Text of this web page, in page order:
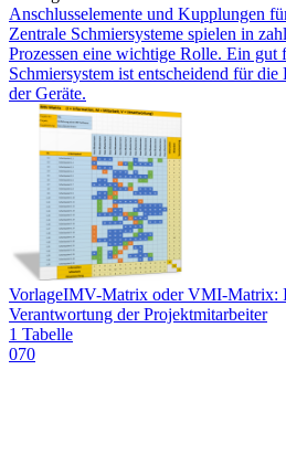
Anschlusselemente und Kupplungen
Zentrale Schmiersysteme spielen in
Prozessen eine wichtige Rolle. Ein gut
Schmiersystem ist entscheidend für
der Geräte.
VorlageIMV-Matrix oder VMI-Matrix:
Verantwortung der Projektmitarbeiter
1 Tabelle
070